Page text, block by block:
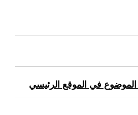
الموضوع في الموقع الرئيسي